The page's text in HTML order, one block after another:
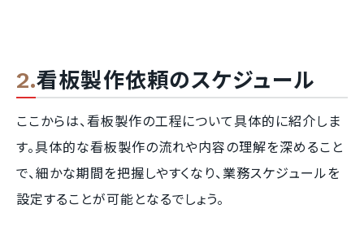
看板製作依頼のスケジュール
ここからは、看板製作の工程について具体的に紹介しま
す。具体的な看板製作の流れや内容の理解を深めること
で、細かな期間を把握しやすくなり、業務スケジュールを
設定することが可能となるでしょう。